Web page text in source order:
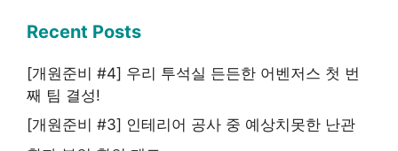
Recent Posts
[개원준비 #4] 우리 투석실 든든한 어벤저스 첫 번
째 팀 결성!
[개원준비 #3] 인테리어 공사 중 예상치못한 난관